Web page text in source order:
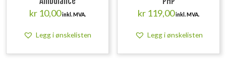
kr10,00inkl. MVA.
Legg i ønskelisten
kr 119,00inkl. MVA.
Legg i ønskelisten